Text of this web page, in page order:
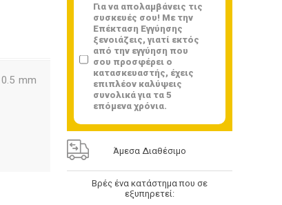
mm
Για να απολαμβάνεις τις
συσκευές σου! Με την
Επέκταση Εγγύησης
ξενοιάζεις, γιατί εκτός
από την εγγύηση που
σου προσφέρει ο
κατασκευαστής, έχεις
επιπλέον καλύψεις
συνολικά για τα 5
επόμενα χρόνια.
Άμεσα Διαθέσιμο
Βρές ένα κατάστημα που σε
εξυπηρετεί: